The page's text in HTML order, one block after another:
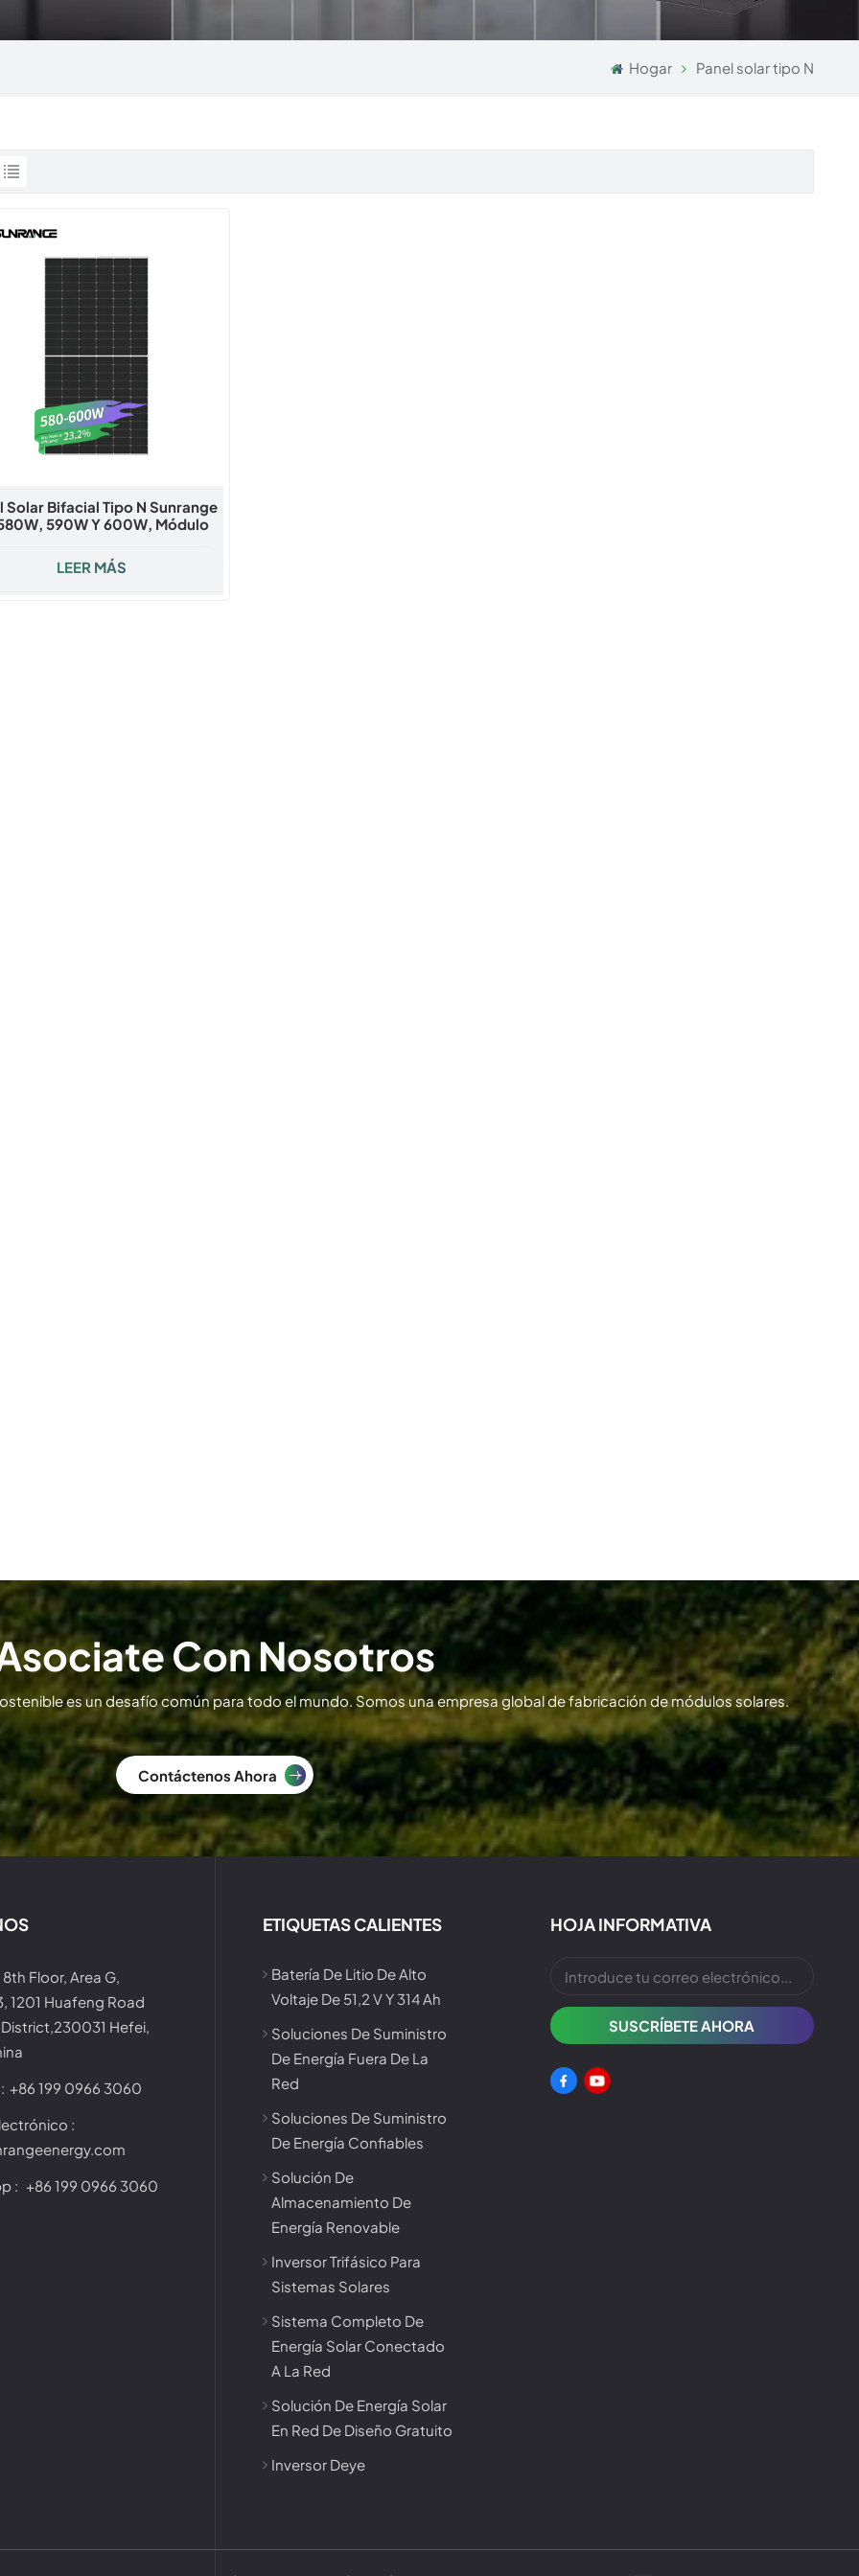
Hogar Panel solar tipo N
Solar Bifacial Tipo N Sunrange
590W Y 600W, Módulo
Comerciales, Industriales
Y De Parques Solares.
LEER MÁS
Con Nosotros
es un desafío común para todo el mundo. Somos una empresa global de fabricación de módulos solares.
Contáctenos Ahora
Floor, Area G,
1201 Huafeng Road
Hefei,
+86 199 0966 3060
:
: +86 199 0966 3060
ETIQUETAS CALIENTES
Batería De Litio De Alto
Voltaje De 51,2 V Y 314 Ah
Soluciones De Suministro
De Energía Fuera De La
Red
Soluciones De Suministro
De Energía Confiables
Solución De
Almacenamiento De
Energía Renovable
Inversor Trifásico Para
Sistemas Solares
Sistema Completo De
Energía Solar Conectado
A La Red
Solución De Energía Solar
En Red De Diseño Gratuito
Inversor Deye
HOJA INFORMATIVA